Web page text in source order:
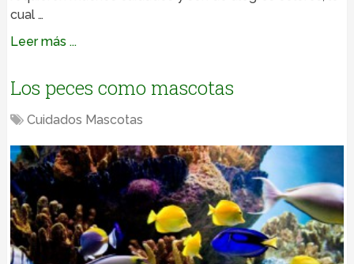
cual …
Leer más ...
Los peces como mascotas
Cuidados Mascotas